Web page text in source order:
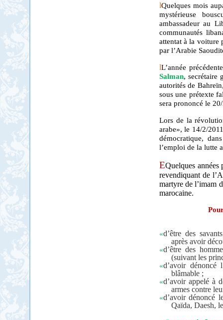
lQuelques mois
mystérieuse
ambassadeur au
communautés
attentat à la voiture
par l’Arabie
lL’année
Salman, secrétaire
autorités de
sous une prétexte
sera prononcé le
Lors de la
arabe», le 14/2/
démocratique, dans
l’emploi de la lutte
EQuelques
revendiquant de
martyre de l’imam
marocaine.
«d’être des
après avoir
«d’être des
(suivant les
«d’avoir dénoncé
blâmable ;
«d’avoir appelé à
armes contre
«d’avoir dénoncé
Qaïda, Daesh,